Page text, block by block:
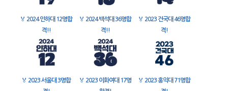
🏅 2024 인하대 12명합
격!!
🏅 2024 백석대 36명합
격!!
🏅 2023 건국대 46명합
격!
🏅 2023 서울대 3명합
🏅 2023 이화여대 17명
🏅 2023 홍익대 71명합